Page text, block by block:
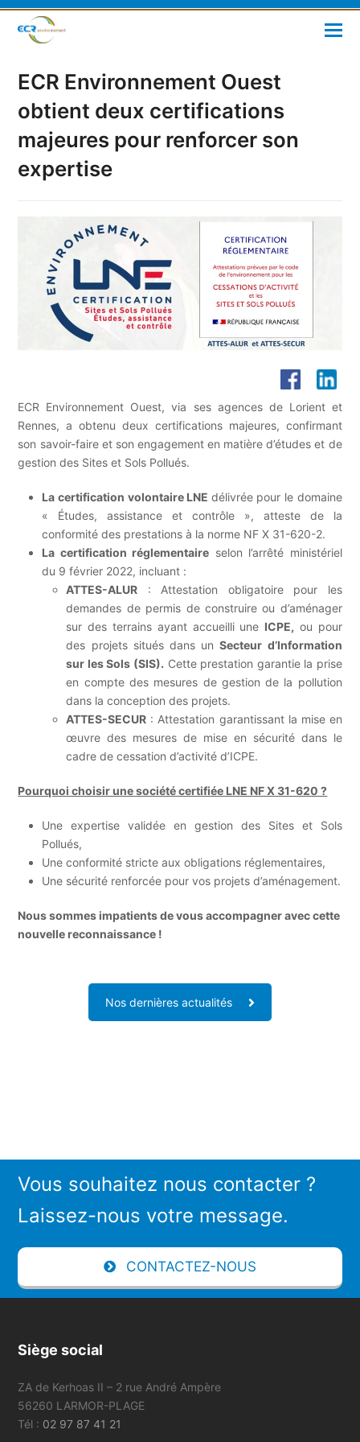
ECR Environnement Ouest
obtient deux certifications
majeures pour renforcer son
expertise
ECR Environnement Ouest, via ses agences de Lorient et
Rennes, a obtenu deux certifications majeures, confirmant
son savoir-faire et son engagement en matière d’études et de
gestion des Sites et Sols Pollués.
La certification volontaire LNE délivrée pour le domaine
« Études, assistance et contrôle », atteste de la
conformité des prestations à la norme NF X 31-620-2.
La certification réglementaire selon l’arrêté ministériel
du 9 février 2022, incluant :
ATTES-ALUR : Attestation obligatoire pour les
demandes de permis de construire ou d’aménager
sur des terrains ayant accueilli une ICPE, ou pour
des projets situés dans unSecteur d’Information
sur les Sols (SIS). Cette prestation garantie la prise
en compte des mesures de gestion de la pollution
dans la conception des projets.
ATTES-SECUR : Attestation garantissant la mise en
œuvre des mesures de mise en sécurité dans le
cadre de cessation d’activité d’ICPE.
Pourquoi choisir une société certifiée LNE NF X 31-620 ?
Une expertise validée en gestion des Sites et Sols
Pollués,
Une conformité stricte aux obligations réglementaires,
Une sécurité renforcée pour vos projets d’aménagement.
Nous sommes impatients de vous accompagner avec cette
nouvelle reconnaissance !
Nos dernières actualités
Vous souhaitez nous contacter ?
Laissez-nous votre message.
CONTACTEZ-NOUS
Siège social
ZA de Kerhoas II – 2 rue André Ampère
56260 LARMOR-PLAGE
Tél : 02 97 87 41 21